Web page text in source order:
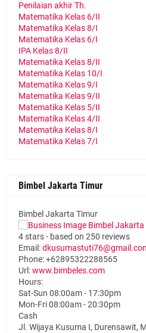
Penilaian akhir Th.
Matematika Kelas 6/II
Matematika Kelas 8/I
Matematika Kelas 6/I
IPA Kelas 8/II
Matematika Kelas 8/II
Matematika Kelas 10/I
Matematika Kelas 9/I
Matematika Kelas 9/II
Matematika Kelas 5/II
Matematika Kelas 4/II
Matematika Kelas 8/I
Matematika Kelas 7/I
Bimbel Jakarta Timur
Bimbel Jakarta Timur
4 stars - based on 250 reviews
Email:
Phone:+62895322288565
Url:www.bimbeles.com
Hours:
Sat-Sun 08:00am - 17:30pm
Mon-Fri 08:00am - 20:30pm
Cash
Jl. Wijaya Kusuma I, Durensawit,